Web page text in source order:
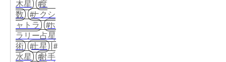
木星
度
数
ナクシ
ャトラ
ホ
ラリー占星
術
土星
水星
射手